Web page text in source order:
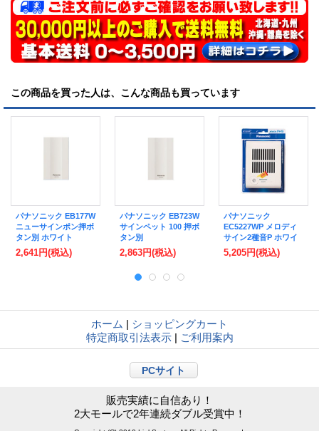
この商品を買った人は、こんな商品も買っています
パナソニック EB177W
ニューサインポン押ボ
タン別 ホワイト
2,641円(税込)
パナソニック EB723W
サインペット 100 押ボ
タン別
2,863円(税込)
パナソニック
EC5227WP メロディ
サイン2種音P ホワイ
ト
5,205円(税込)
ホーム | ショッピングカート
特定商取引法表示 | ご利用案内
PCサイト
販売実績に自信あり！
2大モールで2年連続ダブル受賞中！